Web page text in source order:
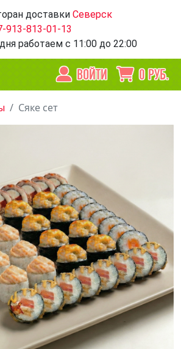
доставки Северск
913-813-01-13
работаем с 11:00 до 22:00
ВОЙТИ 0РУБ.
Сяке сет